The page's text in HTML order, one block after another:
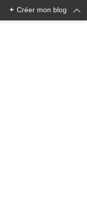
+ Créer mon blog